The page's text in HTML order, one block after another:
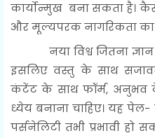
कार्योन्मुख बना सकता है।
और मूल्यपरक नागरिकता
नया विश्व जितना ज्ञान
इसलिए वस्तु के साथ
कंटेंट के साथ फॉर्म, अनुभव
ध्येय बनाना चाहिए। यह
पर्सनेलिटी तभी प्रभावी हो